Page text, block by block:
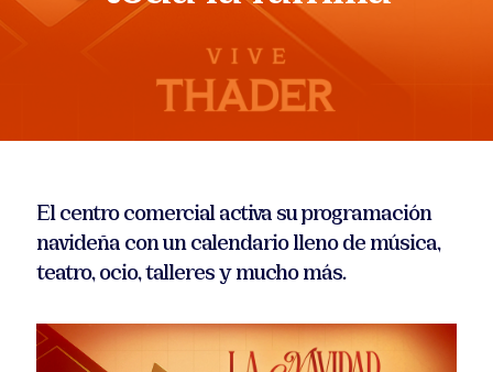
El centro comercial activa su programación
navideña con un calendario lleno de música,
teatro, ocio, talleres y mucho más.